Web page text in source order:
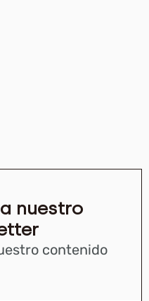
nuestro
contenido